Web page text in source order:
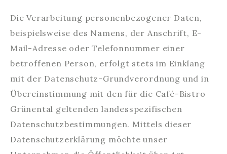
Die Verarbeitung personenbezogener Daten,
beispielsweise des Namens, der Anschrift, E-
Mail-Adresse oder Telefonnummer einer
betroffenen Person, erfolgt stets im Einklang
mit der Datenschutz-Grundverordnung und in
Übereinstimmung mit den für die Café-Bistro
Grünental geltenden landesspezifischen
Datenschutzbestimmungen. Mittels dieser
Datenschutzerklärung möchte unser